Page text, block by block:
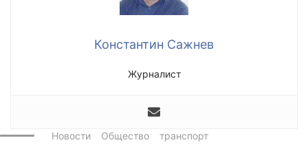
Константин Сажнев
Журналист
Новости Общество транспорт